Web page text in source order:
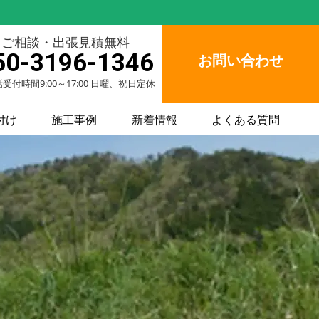
ご相談・出張見積無料
3196-1346
付時間9:00～17:00 日曜、祝日定休
お問い合わせ
け 施工事例 新着情報 よくある質問